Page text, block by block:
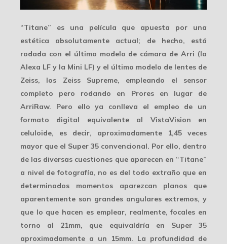
“Titane” es una película que apuesta por una
estética absolutamente actual; de hecho, está
rodada con el último modelo de cámara de Arri (la
Alexa LF y la Mini LF) y el último modelo de lentes de
Zeiss, los Zeiss Supreme, empleando el sensor
completo pero rodando en Prores en lugar de
ArriRaw. Pero ello ya conlleva el empleo de un
formato digital equivalente al VistaVision en
celuloide, es decir, aproximadamente 1,45 veces
mayor que el Super 35 convencional. Por ello, dentro
de las diversas cuestiones que aparecen en “Titane”
a nivel de fotografía, no es del todo extraño que en
determinados momentos aparezcan planos que
aparentemente son grandes angulares extremos, y
que lo que hacen es emplear, realmente, focales en
torno al 21mm, que equivaldría en Super 35
aproximadamente a un 15mm. La profundidad de